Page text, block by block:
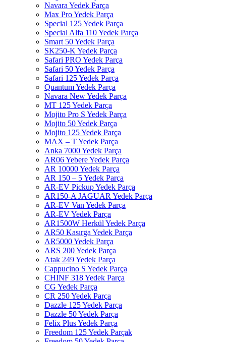
Navara Yedek Parça
Max Pro Yedek Parça
Special 125 Yedek Parça
Special Alfa 110 Yedek Parça
Smart 50 Yedek Parça
SK250-K Yedek Parça
Safari PRO Yedek Parça
Safari 50 Yedek Parça
Safari 125 Yedek Parça
Quantum Yedek Parça
Navara New Yedek Parça
MT 125 Yedek Parça
Mojito Pro S Yedek Parça
Mojito 50 Yedek Parça
Mojito 125 Yedek Parça
MAX – T Yedek Parça
Anka 7000 Yedek Parça
AR06 Yebere Yedek Parça
AR 10000 Yedek Parça
AR 150 – 5 Yedek Parça
AR-EV Pickup Yedek Parça
AR150-A JAGUAR Yedek Parça
AR-EV Van Yedek Parça
AR-EV Yedek Parça
AR1500W Herkül Yedek Parça
AR50 Kasırga Yedek Parça
AR5000 Yedek Parça
ARS 200 Yedek Parça
Atak 249 Yedek Parça
Cappucino S Yedek Parça
CHINF 318 Yedek Parça
CG Yedek Parça
CR 250 Yedek Parça
Dazzle 125 Yedek Parça
Dazzle 50 Yedek Parça
Felix Plus Yedek Parça
Freedom 125 Yedek Parçak